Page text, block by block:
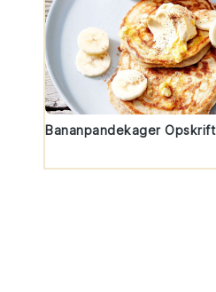
Bananpandekager Opskrift